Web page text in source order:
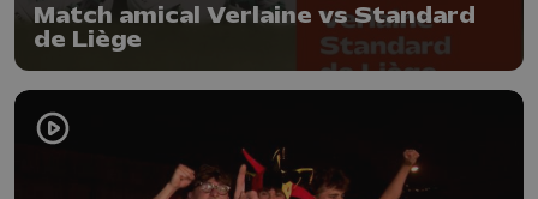
Match amical Verlaine vs Standard
de Liège